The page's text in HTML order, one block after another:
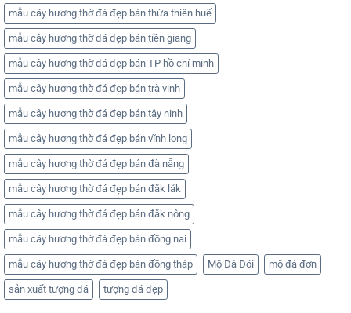
mẫu cây hương thờ đá đẹp bán thừa thiên huế
mẫu cây hương thờ đá đẹp bán tiền giang
mẫu cây hương thờ đá đẹp bán TP hồ chí minh
mẫu cây hương thờ đá đẹp bán trà vinh
mẫu cây hương thờ đá đẹp bán tây ninh
mẫu cây hương thờ đá đẹp bán vĩnh long
mẫu cây hương thờ đá đẹp bán đà nẵng
mẫu cây hương thờ đá đẹp bán đắk lắk
mẫu cây hương thờ đá đẹp bán đắk nông
mẫu cây hương thờ đá đẹp bán đồng nai
mẫu cây hương thờ đá đẹp bán đồng tháp Mộ Đá Đôi mộ đá đơn
sản xuất tượng đá tượng đá đẹp